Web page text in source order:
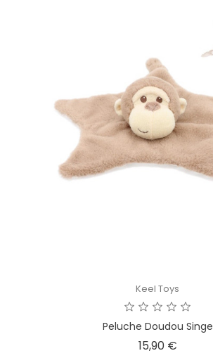
Keel Toys
Peluche Doudou Singe
15,90 €Prix